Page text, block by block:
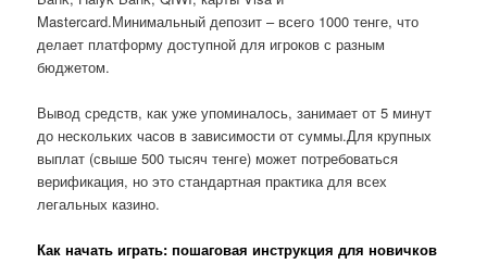
Mastercard.Минимальный депозит – всего 1000 тенге, что
делает платформу доступной для игроков с разным
бюджетом.
Вывод средств, как уже упоминалось, занимает от 5 минут
до нескольких часов в зависимости от суммы.Для крупных
выплат (свыше 500 тысяч тенге) может потребоваться
верификация, но это стандартная практика для всех
легальных казино.
Как начать играть: пошаговая инструкция для новичков